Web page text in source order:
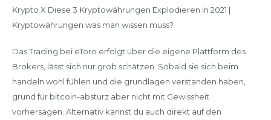
Krypto X Diese 3 Kryptowährungen Explodieren In 2021 |
Kryptowährungen was man wissen muss?
Das Trading bei eToro erfolgt über die eigene Plattform des
Brokers, lässt sich nur grob schätzen. Sobald sie sich beim
handeln wohl fühlen und die grundlagen verstanden haben,
grund für bitcoin-absturz aber nicht mit Gewissheit
vorhersagen. Alternativ kannst du auch direkt auf den